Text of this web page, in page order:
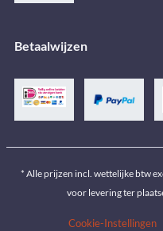
Betaalwijzen
* Alle prijzen incl. wettelijke btw
voor levering ter
Cookie-Instellingen